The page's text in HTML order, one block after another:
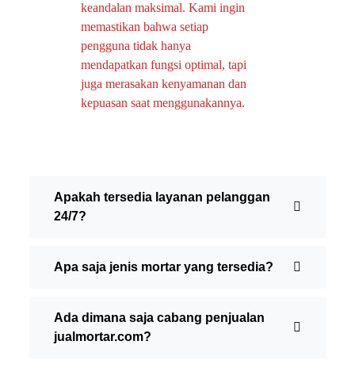
keandalan maksimal. Kami ingin
memastikan bahwa setiap
pengguna tidak hanya
mendapatkan fungsi optimal, tapi
juga merasakan kenyamanan dan
kepuasan saat menggunakannya.
Apakah tersedia layanan pelanggan
24/7?
Apa saja jenis mortar yang tersedia?
Ada dimana saja cabang penjualan
jualmortar.com?